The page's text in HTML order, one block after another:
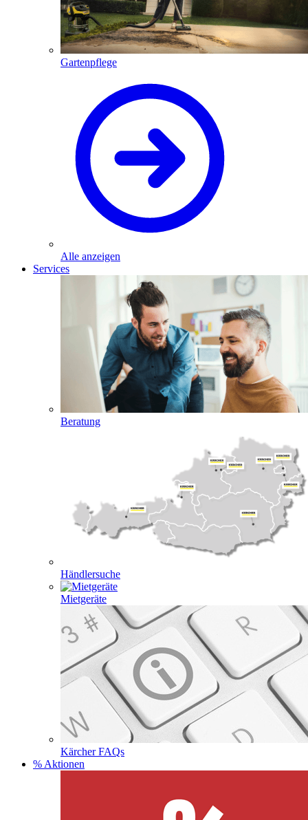
Gartenpflege
Alle anzeigen
Services
Beratung
Händlersuche
Mietgeräte
Kärcher FAQs
% Aktionen